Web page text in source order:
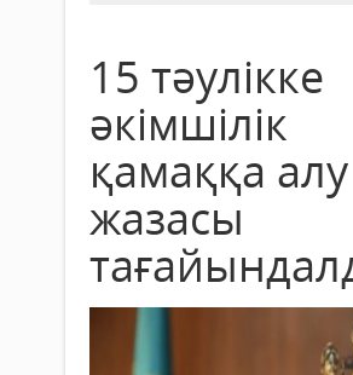
15 тәулікке
әкімшілік
қамаққа алу
жазасы